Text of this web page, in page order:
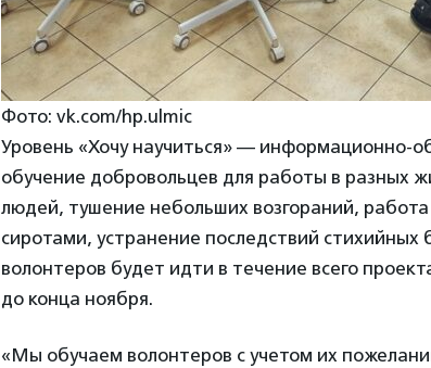
Фото: vk.com/hp.ulmic
Уровень «Хочу научиться» — информационно-
обучение добровольцев для работы в разных
людей, тушение небольших возгораний,
сиротами, устранение последствий стихийных
волонтеров будет идти в течение всего
до конца ноября.
«Мы обучаем волонтеров с учетом их